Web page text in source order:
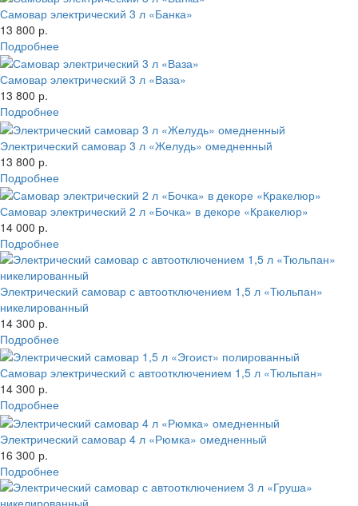
Самовар электрический 3 л «Банка»
13 800 р.
Подробнее
Самовар электрический 3 л «Ваза»
13 800 р.
Подробнее
Электрический самовар 3 л «Желудь» омедненный
13 800 р.
Подробнее
Самовар электрический 2 л «Бочка» в декоре «Кракелюр»
14 000 р.
Подробнее
Электрический самовар с автоотключением 1,5 л «Тюльпан»
никелированный
14 300 р.
Подробнее
Самовар электрический с автоотключением 1,5 л «Тюльпан»
14 300 р.
Подробнее
Электрический самовар 4 л «Рюмка» омедненный
16 300 р.
Подробнее